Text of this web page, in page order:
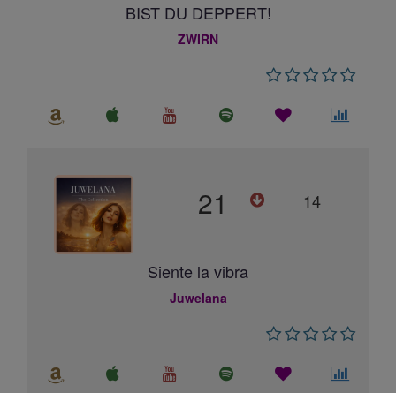
BIST DU DEPPERT!
ZWIRN
21 14
Siente la vibra
Juwelana